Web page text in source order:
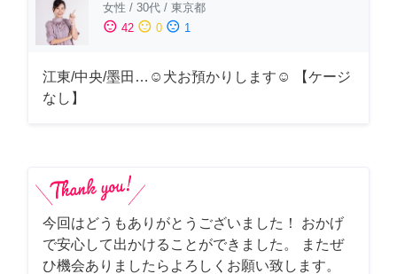
女性 / 30代 / 東京都
sentiment_satisfied 42 sentiment_neutral 0 sentiment_dissatisfied 1
江東/中央/墨田…☺︎犬お預かりします☺︎ 【ケージ
なし】
今回はどうもありがとうございました！ おかげ
で安心して出かけることができました。 またぜ
ひ機会ありましたらよろしくお願い致します。